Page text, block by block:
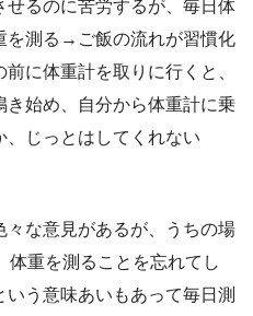
るのに苦労するが、毎日体
を測る→ご飯の流れが習慣化
に体重計を取りに行くと、
き始め、自分から体重計に乗
、じっとはしてくれない
な意見があるが、うちの場
体重を測ることを忘れてし
う意味あいもあって毎日測